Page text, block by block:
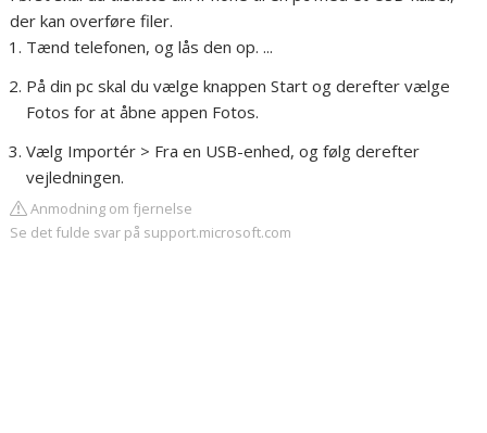
der kan overføre filer.
Tænd telefonen, og lås den op. ...
På din pc skal du vælge knappen Start og derefter vælge
Fotos for at åbne appen Fotos.
Vælg Importér > Fra en USB-enhed, og følg derefter
vejledningen.
Anmodning om fjernelse
Se det fulde svar på support.microsoft.com